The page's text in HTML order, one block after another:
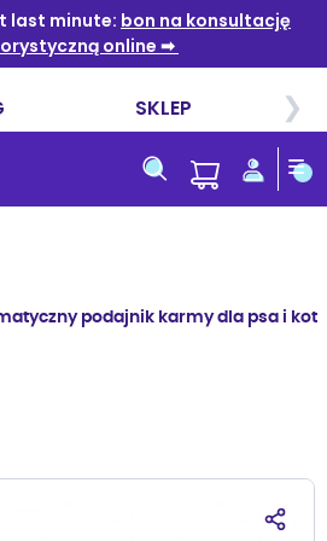
podajnik karmy dla psa i